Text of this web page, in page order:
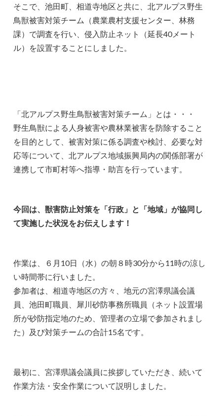
そこで、池田町、相道寺地区と共に、北アルプス野生
鳥獣被害対策チーム（農業農村支援センター、林務
課）で調査を行い、侵入防止ネット（延長40メート
ル）を設置することにしました。
「北アルプス野生鳥獣被害対策チーム」とは・・・
野生鳥獣による人身被害や農林業被害を防除すること
を目的として、被害対策に係る調査や検討、必要な対
応等について、北アルプス地域振興局内の関係部署が
連携して市町村等へ指導・助言を行っています。
今回は、獣害防止対策を「行政」と「地域」が協同し
て実施した状況をお伝えします！
作業は、６月10日（水）の朝８時30分から11時の涼し
い時間帯に行いました。
参加者は、相道寺地区の方々、地元の宮澤県議会議
員、池田町職員、犀川砂防事務所職員（ネット設置場
所が砂防指定地のため、管理者の立場で参加されまし
た）及び対策チームの合計15名です。
最初に、宮澤県議会議員に挨拶していただき、続いて
作業方法・安全作業について説明しました。